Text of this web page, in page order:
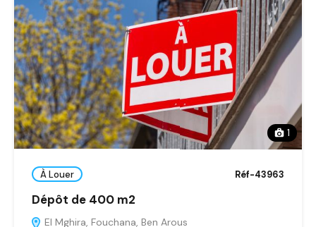
1
À Louer Réf-43963
Dépôt de 400 m2
El Mghira, Fouchana, Ben Arous